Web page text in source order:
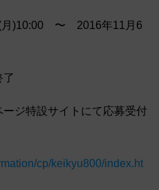
(月)10:00 〜 2016年11月6
ジ特設サイトにて応募受付
cp/keikyu800/index.ht